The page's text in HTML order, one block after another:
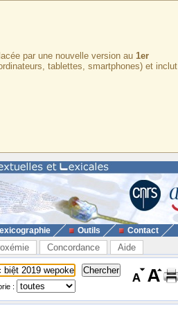
par une nouvelle version au 1er
tablettes, smartphones) et inclut
Outils Contact
Concordance Aide
: